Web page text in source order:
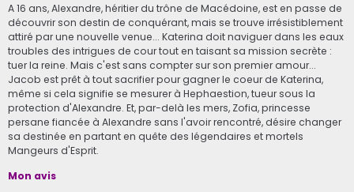
A 16 ans, Alexandre, héritier du trône de Macédoine, est en passe de
découvrir son destin de conquérant, mais se trouve irrésistiblement
attiré par une nouvelle venue... Katerina doit naviguer dans les eaux
troubles des intrigues de cour tout en taisant sa mission secrète :
tuer la reine. Mais c'est sans compter sur son premier amour...
Jacob est prêt à tout sacrifier pour gagner le coeur de Katerina,
même si cela signifie se mesurer à Hephaestion, tueur sous la
protection d'Alexandre. Et, par-delà les mers, Zofia, princesse
persane fiancée à Alexandre sans l'avoir rencontré, désire changer
sa destinée en partant en quête des légendaires et mortels
Mangeurs d'Esprit.
Mon avis